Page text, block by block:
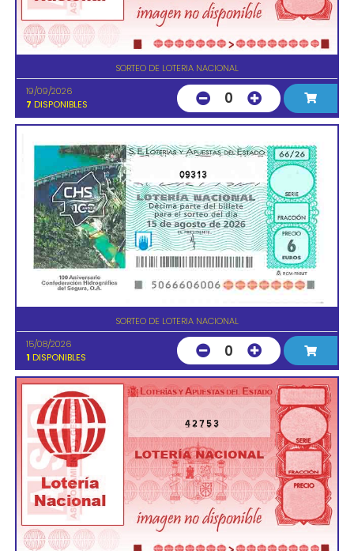
SORTEO DE LOTERIA NACIONAL
19/09/2026
7 DISPONIBLES 0
09313
SORTEO DE LOTERIA NACIONAL
15/08/2026
1 DISPONIBLES 0
42753